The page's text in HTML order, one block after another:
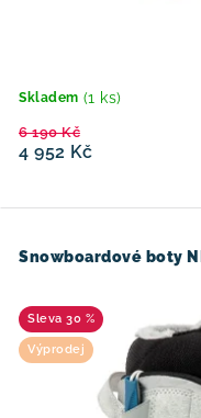
Skladem (1 ks)
4 952 Kč
6 190 Kč
Snowboardové boty
30 %
Výprodej